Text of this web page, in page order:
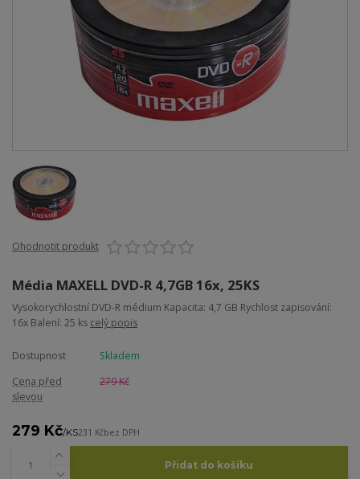
Ohodnotit produkt
Média MAXELL DVD-R 4,7GB 16x, 25KS
Vysokorychlostní DVD-R médium Kapacita: 4,7 GB Rychlost zapisování:
16x Balení: 25 ks celý popis
Dostupnost
Skladem
Cena před
slevou
279 Kč
279 Kč/KS231 Kčbez DPH
Přidat do košíku